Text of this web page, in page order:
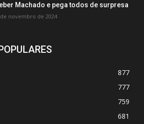
Machado e pega todos de surpresa
novembro de 2024
877
777
759
681